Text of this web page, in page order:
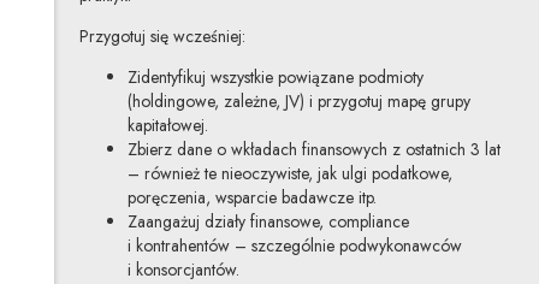
Przygotuj się wcześniej:
Zidentyfikuj wszystkie powiązane podmioty
(holdingowe, zależne, JV) i przygotuj mapę grupy
kapitałowej.
Zbierz dane o wkładach finansowych z ostatnich 3 lat
– również te nieoczywiste, jak ulgi podatkowe,
poręczenia, wsparcie badawcze itp.
Zaangażuj działy finansowe, compliance
i kontrahentów – szczególnie podwykonawców
i konsorcjantów.